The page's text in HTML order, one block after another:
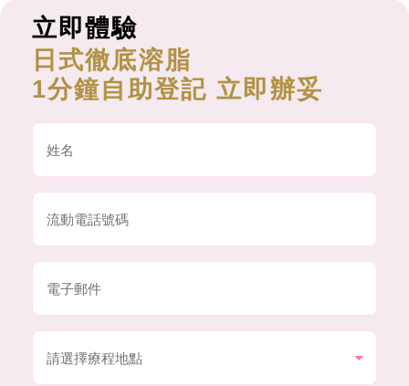
立即體驗
日式徹底溶脂
1分鐘自助登記 立即辦妥